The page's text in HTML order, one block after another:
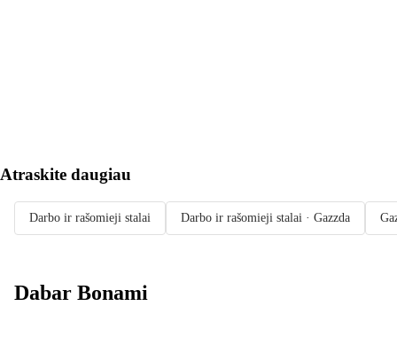
Atraskite daugiau
Darbo ir rašomieji stalai Darbo ir rašomieji stalai · Gazzda
Dabar Bonami